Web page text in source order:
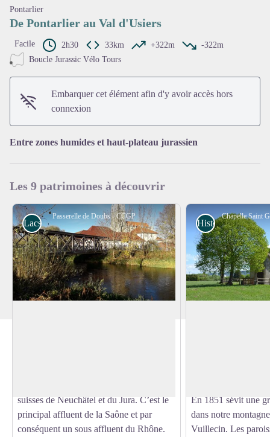
Voir l'image en plein écran
Pontarlier
De Pontarlier au Val d'Usiers
Facile 2h30 33km +322m
-322m
Boucle Jurassic Vélo Tours
Embarquer cet élément afin d'y avoir accès hors
connexion
Entre zones humides et haut-plateau jurassien
Les 9 patrimoines à découvrir
Passerelle de Doubs - CCGP
Lacs et Rivières
suisses de Neuchâtel et du Jura. C’est le
principal affluent de la Saône et par
conséquent un sous affluent du Rhône.
Histoire et
En 1851 sévit une
dans notre
Vuillecin. Les